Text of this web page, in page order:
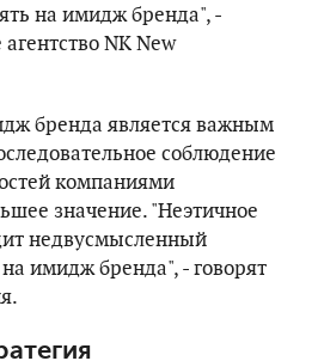
на имидж бренда", -
NK New
бренда является важным
соблюдение
компаниями
значение. "Неэтичное
недвусмысленный
имидж бренда", - говорят